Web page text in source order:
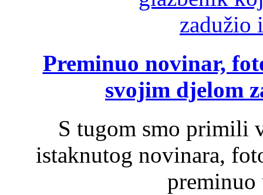
Preminuo novinar,
svojim djelom
S tugom smo primili
istaknutog novinara,